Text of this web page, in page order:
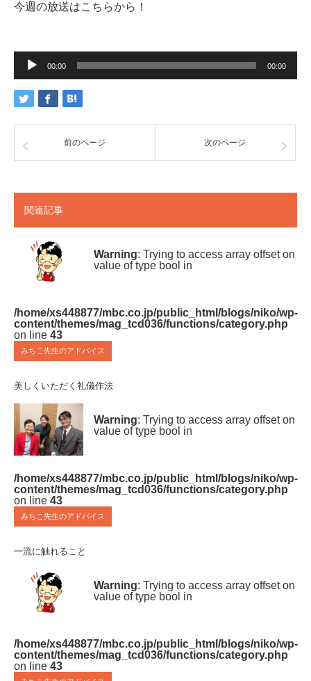
今週の放送はこちらから！
ー
ヤ
00:00 00:00
前のページ 次のページ
関連記事
Warning: Trying to access array offset on
value of type bool in
/home/xs448877/mbc.co.jp/public_html/blogs/niko/wp-
content/themes/mag_tcd036/functions/category.php
on line 43
みちこ先生のアドバイス
美しくいただく礼儀作法
Warning: Trying to access array offset on
value of type bool in
/home/xs448877/mbc.co.jp/public_html/blogs/niko/wp-
content/themes/mag_tcd036/functions/category.php
on line 43
みちこ先生のアドバイス
一流に触れること
Warning: Trying to access array offset on
value of type bool in
/home/xs448877/mbc.co.jp/public_html/blogs/niko/wp-
content/themes/mag_tcd036/functions/category.php
on line 43